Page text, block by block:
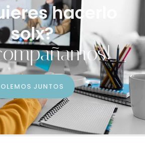
hacerlo
solx?
JUNTOS